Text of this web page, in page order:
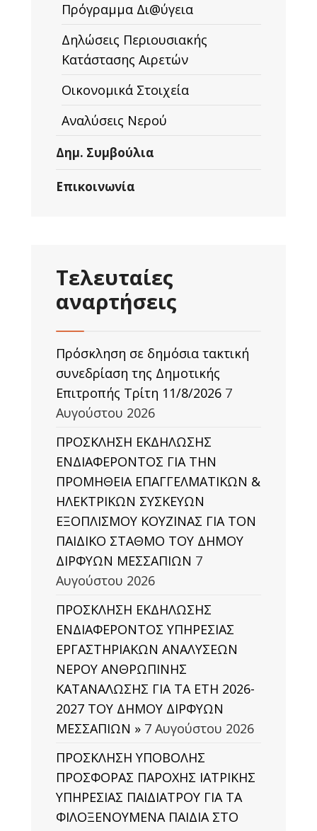
Πρόγραμμα Δι@ύγεια
Δηλώσεις Περιουσιακής
Κατάστασης Αιρετών
Οικονομικά Στοιχεία
Αναλύσεις Νερού
Δημ. Συμβούλια
Επικοινωνία
Τελευταίες
αναρτήσεις
Πρόσκληση σε δημόσια τακτική
συνεδρίαση της Δημοτικής
Επιτροπής Τρίτη 11/8/2026 7
Αυγούστου 2026
ΠΡΟΣΚΛΗΣΗ ΕΚΔΗΛΩΣΗΣ
ΕΝΔΙΑΦΕΡΟΝΤΟΣ ΓΙΑ ΤΗΝ
ΠΡΟΜΗΘΕΙΑ ΕΠΑΓΓΕΛΜΑΤΙΚΩΝ &
ΗΛΕΚΤΡΙΚΩΝ ΣΥΣΚΕΥΩΝ
ΕΞΟΠΛΙΣΜΟΥ ΚΟΥΖΙΝΑΣ ΓΙΑ ΤΟΝ
ΠΑΙΔΙΚΟ ΣΤΑΘΜΟ ΤΟΥ ΔΗΜΟΥ
ΔΙΡΦΥΩΝ ΜΕΣΣΑΠΙΩΝ 7
Αυγούστου 2026
ΠΡΟΣΚΛΗΣΗ ΕΚΔΗΛΩΣΗΣ
ΕΝΔΙΑΦΕΡΟΝΤΟΣ ΥΠΗΡΕΣΙΑΣ
ΕΡΓΑΣΤΗΡΙΑΚΩΝ ΑΝΑΛΥΣΕΩΝ
ΝΕΡΟΥ ΑΝΘΡΩΠΙΝΗΣ
ΚΑΤΑΝΑΛΩΣΗΣ ΓΙΑ ΤΑ ΕΤΗ 2026-
2027 ΤΟΥ ΔΗΜΟΥ ΔΙΡΦΥΩΝ
ΜΕΣΣΑΠΙΩΝ » 7 Αυγούστου 2026
ΠΡΟΣΚΛΗΣΗ ΥΠΟΒΟΛΗΣ
ΠΡΟΣΦΟΡΑΣ ΠΑΡΟΧΗΣ ΙΑΤΡΙΚΗΣ
ΥΠΗΡΕΣΙΑΣ ΠΑΙΔΙΑΤΡΟΥ ΓΙΑ ΤΑ
ΦΙΛΟΞΕΝΟΥΜΕΝΑ ΠΑΙΔΙΑ ΣΤΟ